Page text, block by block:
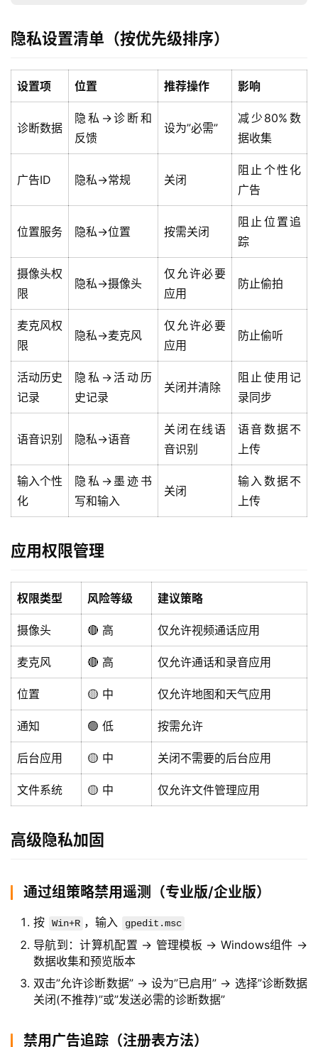
页
橙
胶
囊
隐私设置清单（按优先级排序）
设置项 位置 推荐操作 影响
诊断数据
隐私→诊断和
反馈
设为”必需”
减少80%数
据收集
广告ID 隐私→常规 关闭
阻止个性化
广告
位置服务 隐私→位置 按需关闭
阻止位置追
踪
摄像头权
限
隐私→摄像头
仅允许必要
应用
防止偷拍
麦克风权
限
隐私→麦克风
仅允许必要
应用
防止偷听
活动历史
记录
隐私→活动历
史记录
关闭并清除
阻止使用记
录同步
语音识别 隐私→语音
关闭在线语
音识别
语音数据不
上传
输入个性
化
隐私→墨迹书
写和输入
关闭
输入数据不
上传
应用权限管理
权限类型 风险等级 建议策略
摄像头 🔴 高 仅允许视频通话应用
麦克风 🔴 高 仅允许通话和录音应用
位置 🟡 中 仅允许地图和天气应用
通知 🟢 低 按需允许
后台应用 🟡 中 关闭不需要的后台应用
文件系统 🟡 中 仅允许文件管理应用
高级隐私加固
通过组策略禁用遥测（专业版/企业版）
按 Win+R ，输入 gpedit.msc
导航到：计算机配置 → 管理模板 → Windows组件 →
数据收集和预览版本
双击”允许诊断数据” → 设为”已启用” → 选择”诊断数据
关闭(不推荐)”或”发送必需的诊断数据”
禁用广告追踪（注册表方法）